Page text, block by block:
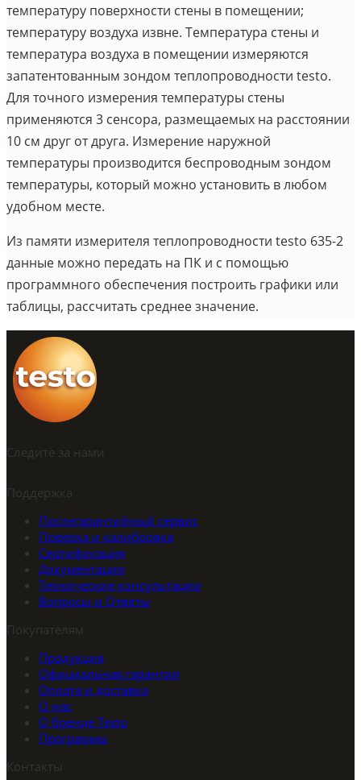
температуру поверхности стены в помещении;
температуру воздуха извне. Температура стены и
температура воздуха в помещении измеряются
запатентованным зондом теплопроводности testo.
Для точного измерения температуры стены
применяются 3 сенсора, размещаемых на расстоянии
10 см друг от друга. Измерение наружной
температуры производится беспроводным зондом
температуры, который можно установить в любом
удобном месте.
Из памяти измерителя теплопроводности testo 635-2
данные можно передать на ПК и с помощью
программного обеспечения построить графики или
таблицы, рассчитать среднее значение.
Следите за нами
Поддержка
Послегарантийный сервис
Поверка и калибровка
Сертификация
Документация
Технические консультации
Вопросы и Ответы
Покупателям
Продукция
Официальная гарантия
Оплата и доставка
О нас
О бренде Testo
Программы
Контакты